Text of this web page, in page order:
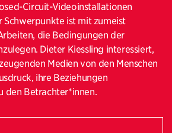
Circuit-Videoinstallationen
Schwerpunkte ist mit zumeist
die Bedingungen der
Dieter Kiessling interessiert,
Medien von den Menschen
ihre Beziehungen
den Betrachter*innen.